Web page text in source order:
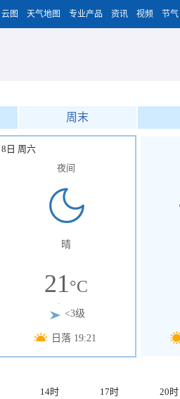
云图 天气地图 专业产品 资讯 视频 节气
周末
8日 周六
夜间
晴
21°C
<3级
日落 19:21
14时 17时 20时